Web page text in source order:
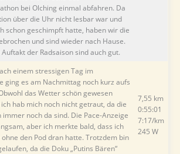
bei Olching einmal abfahren. Da
über die Uhr nicht lesbar war und
schon geschimpft hatte, haben wir die
und sind wieder nach Hause.
der Radsaison sind auch gut.
einem stressigen Tag im
ging es am Nachmittag noch kurz aufs
das Wetter schön gewesen
hab mich noch nicht getraut, da die
immer noch da sind. Die Pace-Anzeige
aber ich merkte bald, dass ich
ohne den Pod dran hatte. Trotzdem bin
da die Doku „Putins Bären“
7,55 km
0:55:01
7:17/km
245 W